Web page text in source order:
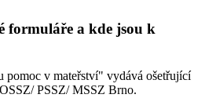
formuláře a kde jsou k
pomoc v mateřství" vydává ošetřující
PSSZ/ MSSZ Brno.